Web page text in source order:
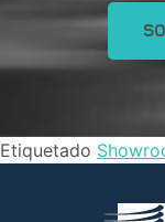
Etiquetado